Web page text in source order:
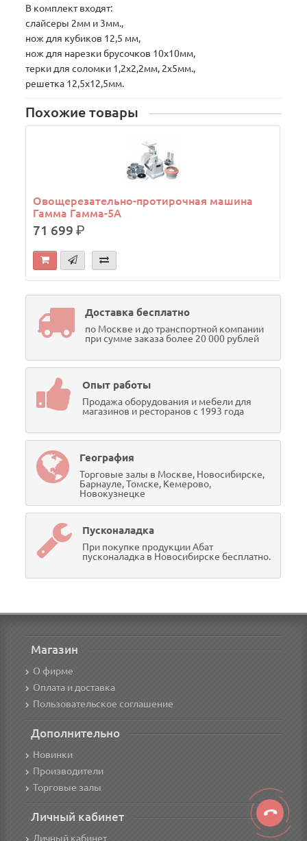
В комплект входят:
слайсеры 2мм и 3мм.,
нож для кубиков 12,5 мм,
нож для нарезки брусочков 10х10мм,
терки для соломки 1,2х2,2мм, 2х5мм.,
решетка 12,5х12,5мм.
Похожие товары
Овощерезательно-протирочная машина
Гамма Гамма-5А
71 699р.
Доставка бесплатно
по Москве и до транспортной компании
при сумме заказа более 20 000 рублей
Опыт работы
Продажа оборудования и мебели для
магазинов и ресторанов с 1993 года
География
Торговые залы в Москве, Новосибирске,
Барнауле, Томске, Кемерово,
Новокузнецке
Пусконаладка
При покупке продукции Абат
пусконаладка в Новосибирске бесплатно.
Магазин
О фирме
Оплата и доставка
Пользовательское соглашение
Дополнительно
Новинки
Производители
Торговые залы
Личный кабинет
Личный кабинет